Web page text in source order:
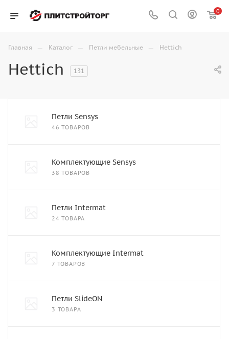
0
Главная — Каталог — Петли мебельные — Hettich
Hettich 131
Петли Sensys
46 ТОВАРОВ
Комплектующие Sensys
38 ТОВАРОВ
Петли Intermat
24 ТОВАРА
Комплектующие Intermat
7 ТОВАРОВ
Петли SlideON
3 ТОВАРА